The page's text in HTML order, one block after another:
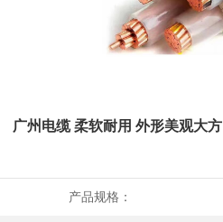
广州电缆 柔软耐用 外形美观大方
产品规格：